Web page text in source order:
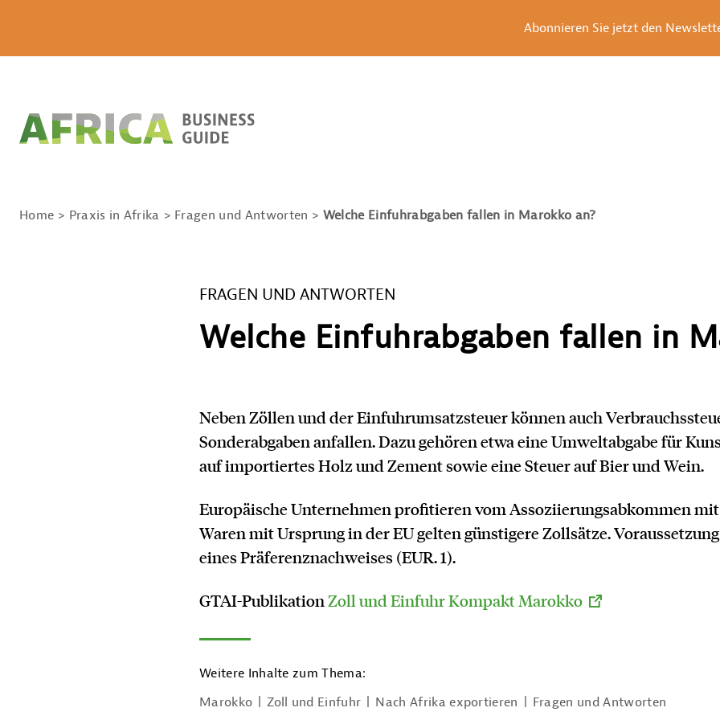
Abonnieren Sie jetzt den
Home Praxis in Afrika Fragen und Antworten Welche Einfuhrabgaben fallen in Marokko an?
FRAGEN UND ANTWORTEN
Welche Einfuhrabgaben fallen in
Neben Zöllen und der Einfuhrumsatzsteuer können auch
Sonderabgaben anfallen. Dazu gehören etwa eine Umweltabgabe für
auf importiertes Holz und Zement sowie eine Steuer auf Bier und Wein.
Europäische Unternehmen profitieren vom Assoziierungsabkommen
Waren mit Ursprung in der EU gelten günstigere Zollsätze.
eines Präferenznachweises (EUR. 1).
GTAI-PublikationZoll und Einfuhr Kompakt Marokko
Weitere Inhalte zum Thema:
Marokko
Zoll und Einfuhr Nach Afrika exportieren Fragen und Antworten